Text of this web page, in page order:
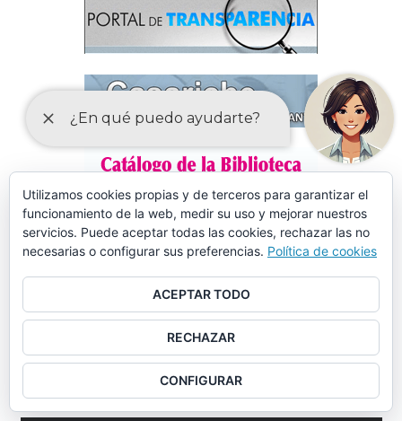
Utilizamos cookies propias y de terceros para garantizar el
funcionamiento de la web, medir su uso y mejorar nuestros
servicios. Puede aceptar todas las cookies, rechazar las no
necesarias o configurar sus preferencias. Política de cookies
ACEPTAR TODO
RECHAZAR
CONFIGURAR